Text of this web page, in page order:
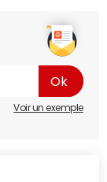
Voir un exemple